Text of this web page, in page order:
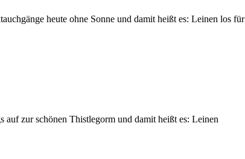
heute ohne Sonne und damit heißt es: Leinen los für
zur schönen Thistlegorm und damit heißt es: Leinen